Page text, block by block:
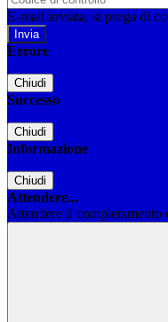
E-mail inviata, si prega di
Errore
Chiudi
Successo
Chiudi
Informazione
Chiudi
Attendere...
Attendere il completamento